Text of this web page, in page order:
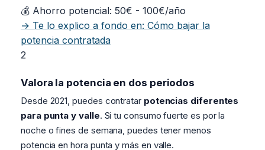
💰 Ahorro potencial: 50€ - 100€/año
→ Te lo explico a fondo en: Cómo bajar la
potencia contratada
2
Valora la potencia en dos periodos
Desde 2021, puedes contratar potencias diferentes
para punta y valle. Si tu consumo fuerte es por la
noche o fines de semana, puedes tener menos
potencia en hora punta y más en valle.